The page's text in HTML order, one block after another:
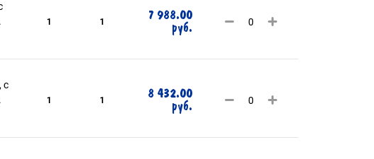
1 1 7 988.00
руб.
с
1 1 8 432.00
руб.